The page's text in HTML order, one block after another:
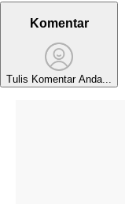
Komentar
Tulis Komentar Anda...